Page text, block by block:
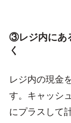
③レジ内にあ
く
レジ内の現金
す。キャッシ
にプラスして